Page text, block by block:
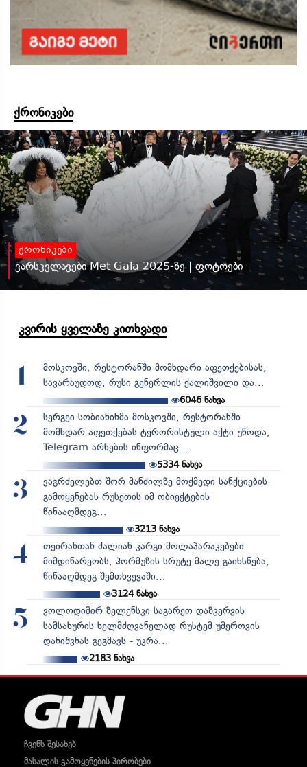
ქრონიკები
ქრონიკები
ვარსკვლავები Met Gala 2025-ზე | ფოტოები
კვირის ყველაზე კითხვადი
1
მოსკოვში, რესტორანში მომხდარი აფეთქებისას,
სავარაუდოდ, რუსი გენერლის ქალიშვილი და...
6046ნახვა
2
სერგეი სობიანინმა მოსკოვში, რესტორანში
მომხდარ აფეთქებას ტერორისტული აქტი უწოდა,
Telegram-არხების ინფორმაც...
5334ნახვა
3
ვაგრძელებთ შორ მანძილზე მოქმედი სანქციების
გამოყენებას რუსეთის იმ ობიექტების
წინააღმდეგ...
3213ნახვა
4
თეირანთან ძალიან კარგი მოლაპარაკებები
მიმდინარეობს, ჰორმუზის სრუტე მალე გაიხსნება,
წინააღმდეგ შემთხვევაში...
3124ნახვა
5
ვოლოდიმირ ზელენსკი საგარეო დაზვერვის
სამსახურის ხელმძღვანელად რუსტემ უმეროვის
დანიშვნას გეგმავს - უკრა...
2183ნახვა
ჩვენს შესახებ
მასალის გამოყენების პირობები